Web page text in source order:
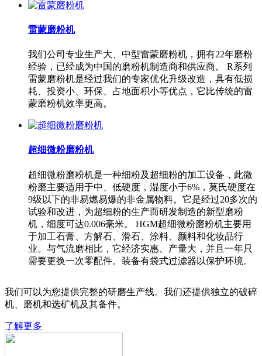
雷蒙磨粉机
我们公司专业生产大、中型雷蒙磨粉机，拥有22年磨粉
经验，已经成为中国的磨粉机制造商和供应商。 R系列
雷蒙磨粉机是经过我们的专家优化升级改造，具有低损
耗、投资小、环保、占地面积小等优点，它比传统的雷
蒙磨粉机效率更高。
超细微粉磨粉机
超细微粉磨粉机是一种细粉及超细粉的加工设备，此微
粉磨主要适用于中、低硬度，湿度小于6%，莫氏硬度在
9级以下的非易燃易爆的非金属物料。它是经过20多次的
试验和改进，为超细粉的生产而研发制造的新型磨粉
机，细度可达0.006毫米。 HGM超细微粉磨粉机主要用
于加工石膏、方解石、滑石、涂料、颜料和化妆品行
业。与气流磨相比，它经济实惠、产量大，并且一年只
需要更换一次零配件。装备有袋式过滤器以保护环境。
我们可以为您提供完整的研磨生产线。我们还提供独立的破碎
机、磨机和选矿机及其备件。
了解更多